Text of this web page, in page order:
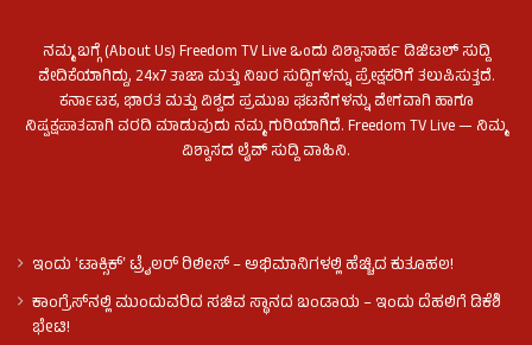
ನಮ್ಮ ಬಗ್ಗೆ (About Us) Freedom TV Live ಒಂದು ವಿಶ್ವಾಸಾರ್ಹ ಡಿಜಿಟಲ್ ಸುದ್ದಿ
ವೇದಿಕೆಯಾಗಿದ್ದು, 24x7 ತಾಜಾ ಮತ್ತು ನಿಖರ ಸುದ್ದಿಗಳನ್ನು ಪ್ರೇಕ್ಷಕರಿಗೆ ತಲುಪಿಸುತ್ತದೆ.
ಕರ್ನಾಟಕ, ಭಾರತ ಮತ್ತು ವಿಶ್ವದ ಪ್ರಮುಖ ಘಟನೆಗಳನ್ನು ವೇಗವಾಗಿ ಹಾಗೂ
ನಿಷ್ಪಕ್ಷಪಾತವಾಗಿ ವರದಿ ಮಾಡುವುದು ನಮ್ಮ ಗುರಿಯಾಗಿದೆ. Freedom TV Live — ನಿಮ್ಮ
ವಿಶ್ವಾಸದ ಲೈವ್ ಸುದ್ದಿ ವಾಹಿನಿ.
ಇಂದು ʻಟಾಕ್ಸಿಕ್ʼ ಟ್ರೈಲರ್ ರಿಲೀಸ್‌ – ಅಭಿಮಾನಿಗಳಲ್ಲಿ ಹೆಚ್ಚಿದ ಕುತೂಹಲ!
ಕಾಂಗ್ರೆಸ್​ನಲ್ಲಿ ಮುಂದುವರಿದ ಸಚಿವ ಸ್ಥಾನದ ಬಂಡಾಯ – ಇಂದು ದೆಹಲಿಗೆ ಡಿಕೆಶಿ
ಭೇಟಿ!